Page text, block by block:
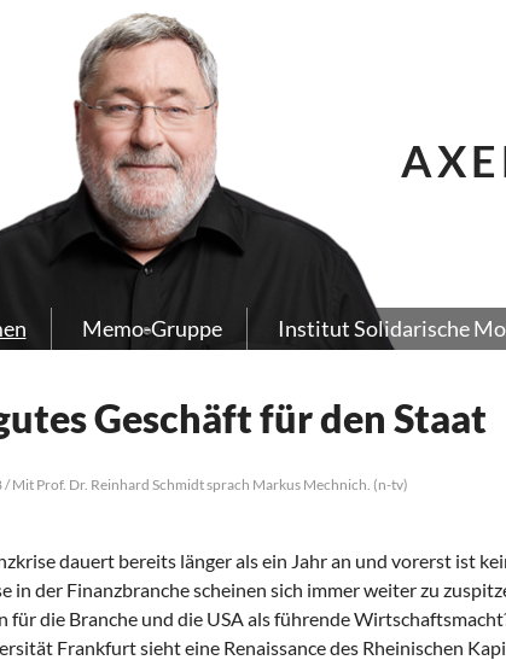
Memo-Gruppe Institut Solidarische
Geschäft für den Staat
Mit Prof. Dr. Reinhard Schmidt sprach Markus Mechnich. (n-tv)
dauert bereits länger als ein Jahr an und vorerst ist
in der Finanzbranche scheinen sich immer weiter zu
für die Branche und die USA als führende
Frankfurt sieht eine Renaissance des Rheinischen